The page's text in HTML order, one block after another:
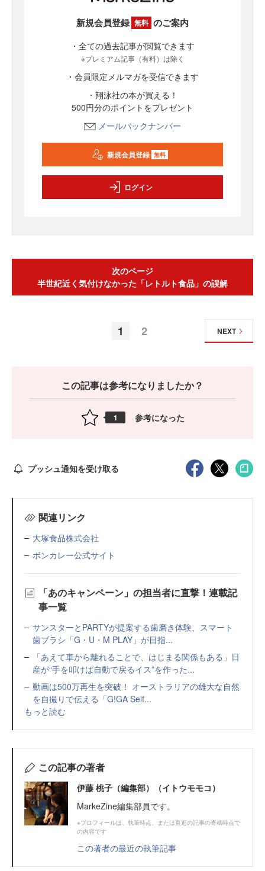
新規会員登録 無料 のご案内
・全ての過去記事が閲覧できます
※プレミアム記事（有料）は除く
・会員限定メルマガを受信できます
・翔泳社の本が買える！
500円分のポイントをプレゼント
メールバックナンバー
新規会員登録 無料
ログイン
次のページ
半世紀近く気付けなかった「レトルト食品」の誤解
1 2 NEXT
この記事は参考になりましたか？
1 参考になった
プッシュ通知を受け取る
関連リンク
大塚食品株式会社
ボンカレー公式サイト
「あのキャンペーン」の担当者に直撃！連載記
事一覧
サンスターとPARTYが提案する歯磨き体験、スマート
歯ブラシ「G・U・M PLAY」が目指...
「あえて車から離れることで、はじまる関係もある」日
産が“手を叩けば自動で戻るイス”を作った...
動画は500万再生を突破！ オーストラリアの雄大な自然
を自撮りで伝える「G!GA Self...
もっと読む
この記事の著者
伊藤 桃子（編集部）（イトウモモコ）
MarkeZine編集部員です。
※プロフィールは、執筆時点、または直近の記事の寄稿時点で
の内容です
この著者の最近の執筆記事